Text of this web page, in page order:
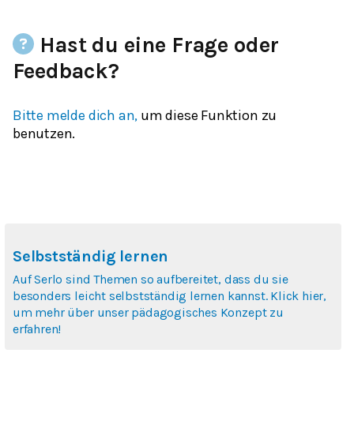
Hast du eine Frage oder
Feedback?
Bitte melde dich an, um diese Funktion zu
benutzen.
Selbstständig lernen
Auf Serlo sind Themen so aufbereitet, dass du sie
besonders leicht selbstständig lernen kannst. Klick hier,
um mehr über unser pädagogisches Konzept zu
erfahren!